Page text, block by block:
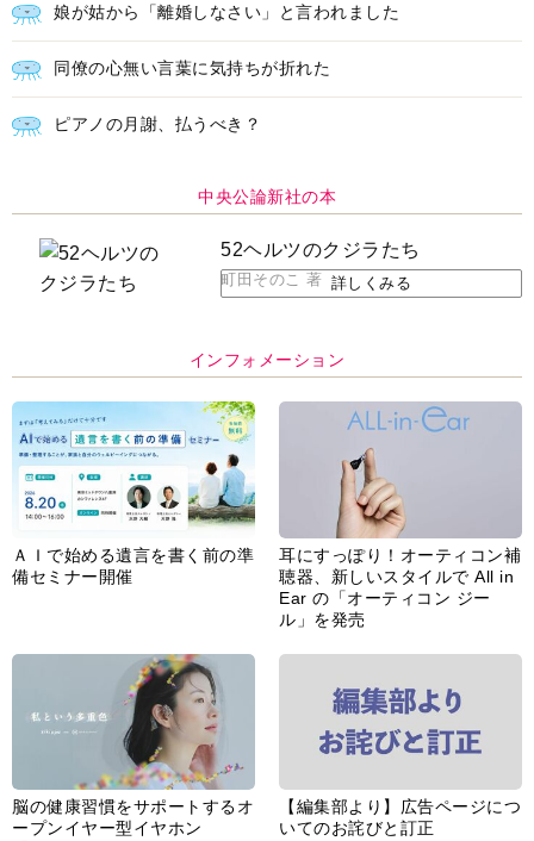
娘が姑から「離婚しなさい」と言われました
同僚の心無い言葉に気持ちが折れた
ピアノの月謝、払うべき？
中央公論新社の本
52ヘルツのクジラたち
町田そのこ 著 詳しくみる
インフォメーション
ＡＩで始める遺言を書く前の準
備セミナー開催
耳にすっぽり！オーティコン補
聴器、新しいスタイルで All in
Ear の「オーティコン ジー
ル」を発売
脳の健康習慣をサポートするオ
ープンイヤー型イヤホン
【編集部より】広告ページにつ
いてのお詫びと訂正